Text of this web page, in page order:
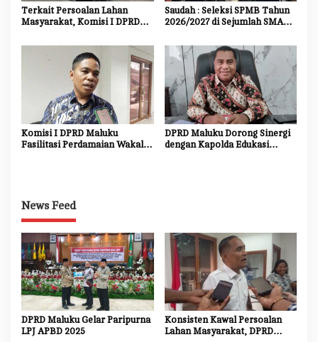
Terkait Persoalan Lahan
Masyarakat, Komisi I DPRD
Kodam
Saudah : Seleksi SPMB Tahun
2026/2027 di Sejumlah SMA
Objektif dan Bebas Titipan
Komisi I DPRD Maluku
Fasilitasi Perdamaian Wakal-
DPRD Maluku Dorong Sinergi
dengan Kapolda Edukasi
News Feed
DPRD Maluku Gelar Paripurna
LPJ APBD 2025
Konsisten Kawal Persoalan
Lahan Masyarakat, DPRD